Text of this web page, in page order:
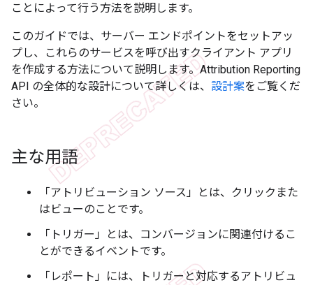
ことによって行う方法を説明します。
このガイドでは、サーバー エンドポイントをセットアッ
プし、これらのサービスを呼び出すクライアント アプリ
を作成する方法について説明します。Attribution Reporting
API の全体的な設計について詳しくは、 設計案をご覧くだ
さい。
主な用語
「アトリビューション ソース」
とは、クリックまた
はビューのことです。
「トリガー」
とは、コンバージョンに関連付けるこ
とができるイベントです。
「レポート」
には、トリガーと対応するアトリビュ